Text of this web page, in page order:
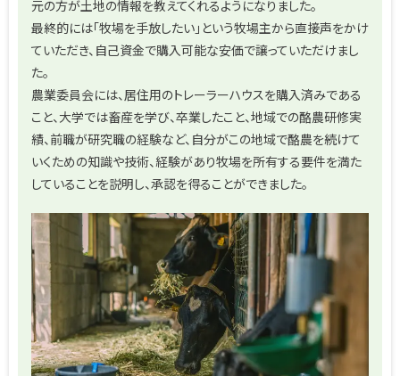
元の方が土地の情報を教えてくれるようになりました。
最終的には「牧場を手放したい」という牧場主から直接声をかけ
ていただき、自己資金で購入可能な安価で譲っていただけまし
た。
農業委員会には、居住用のトレーラーハウスを購入済みである
こと、大学では畜産を学び、卒業したこと、地域での酪農研修実
績、前職が研究職の経験など、自分がこの地域で酪農を続けて
いくための知識や技術、経験があり牧場を所有する要件を満た
していることを説明し、承認を得ることができました。